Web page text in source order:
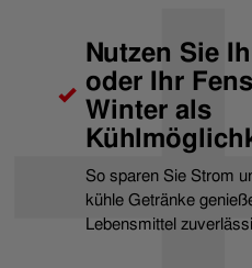
Nutzen Sie
oder Ihr
Winter als
So sparen Sie Strom
kühle Getränke
Lebensmittel